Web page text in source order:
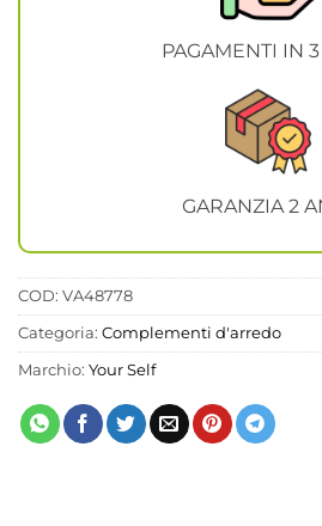
PAGAMENTI IN 3
GARANZIA 2
COD: VA48778
Categoria: Complementi d'arredo
Marchio: Your Self